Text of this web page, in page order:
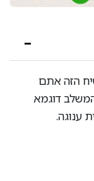
הזה אתם
דוגמא
ענוגה.